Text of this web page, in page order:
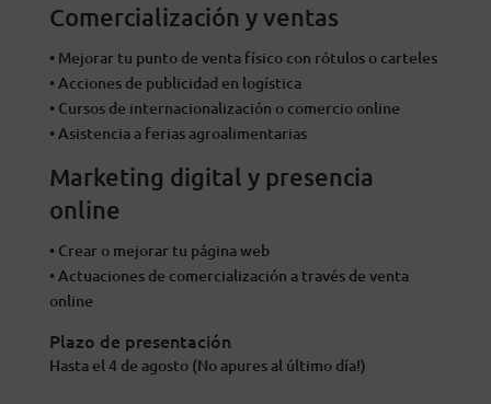
Comercialización y ventas
• Mejorar tu punto de venta físico con rótulos o carteles
• Acciones de publicidad en logística
• Cursos de internacionalización o comercio online
• Asistencia a ferias agroalimentarias
Marketing digital y presencia
online
• Crear o mejorar tu página web
• Actuaciones de comercialización a través de venta
online
Plazo de presentación
Hasta el 4 de agosto (No apures al último día!)